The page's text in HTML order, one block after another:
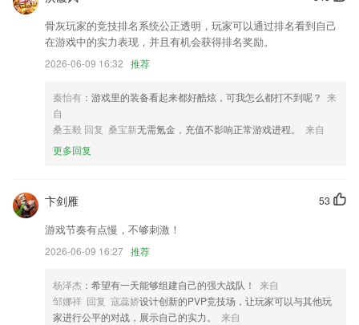
隐私协议优化
优化专业工作【总部检查】操作流程；修复若干BUG；
新增夜间模式功能
号码清洗：一键剔除空号停机等无效号码
调整209模块与201模块一致
商店进行打分评论，说出您的使用经历，以帮助我们更好的对产品进行优
化修改。
骨灰玩家的竞技排名系统公正透明，玩家可以通过排名看到自己
在游戏中的实力表现，并且有机会获得排名奖励。
2026-06-09 16:32 推荐
秦怡有 ：游戏里的装备看起来都好酷炫，可我怎么都打不到呢？ 来
自
桑玉毅 回复 桑宝新无需氪金，充值不影响正常游戏进程。
来自
更多回复
53
卞剑雁
游戏节奏有点慢，不够刺激！
2026-06-09 16:27 推荐
杨泽杰 ：希望有一天能够组建自己的强大战队！
来自
邹娜祥 回复 寇蕊娇设计创新的PVP竞技场，让玩家可以与其他玩
家进行公平的对战，展示自己的实力。
来自